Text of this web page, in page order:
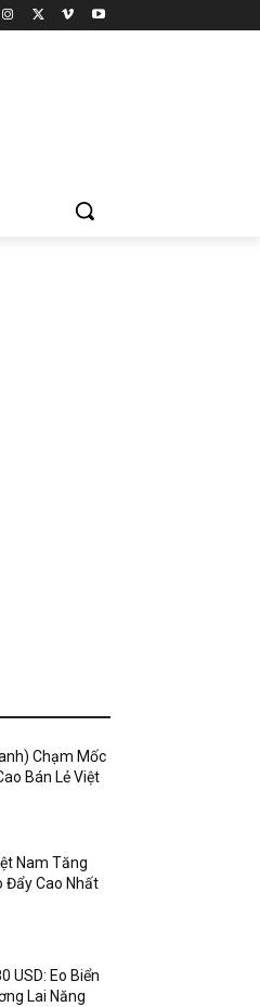
Chạm Mốc
Bán Lẻ Việt
Nam Tăng
Đẩy Cao Nhất
USD: Eo Biển
Lai Năng